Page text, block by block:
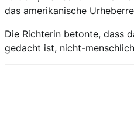
das amerikanische
Die Richterin betonte, dass
gedacht ist, nicht-